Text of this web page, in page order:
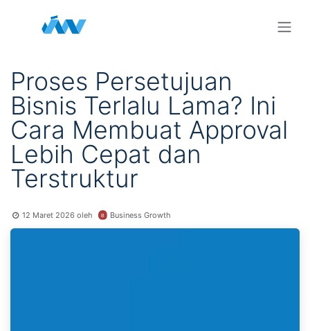
Proses Persetujuan
Bisnis Terlalu Lama? Ini
Cara Membuat Approval
Lebih Cepat dan
Terstruktur
12 Maret 2026 oleh Business Growth